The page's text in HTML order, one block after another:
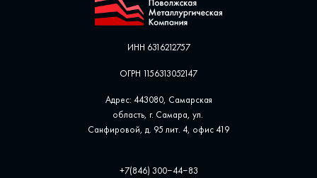
ИНН 6316212757
ОГРН 1156313052147
Адрес: 443080, Самарская
область, г. Самара, ул. ​
Санфировой, д. 95 лит. 4, офис ​419
+7(846) 300‒44‒83